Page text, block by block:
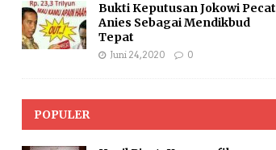
Bukti Keputusan Jokowi Pecat
Anies Sebagai Mendikbud
Tepat
Juni 24, 2020 0
POPULER